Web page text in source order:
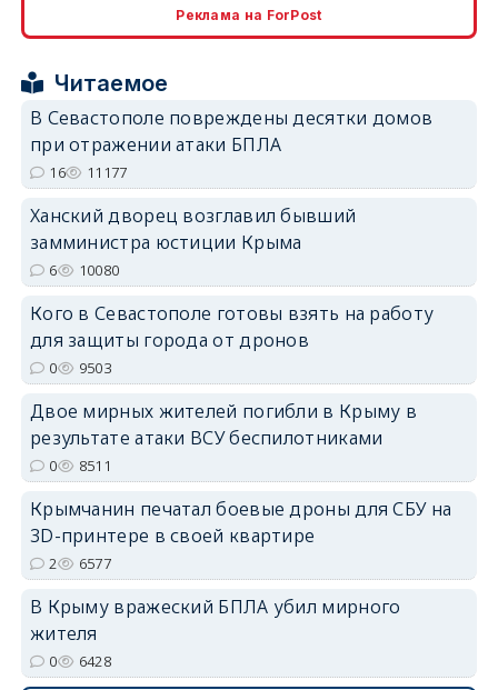
erid: 2SDnjcrDNw6
Реклама на ForPost
Читаемое
В Севастополе повреждены десятки домов
при отражении атаки БПЛА
16 11177
Ханский дворец возглавил бывший
замминистра юстиции Крыма
6 10080
Кого в Севастополе готовы взять на работу
для защиты города от дронов
0 9503
Двое мирных жителей погибли в Крыму в
результате атаки ВСУ беспилотниками
0 8511
Крымчанин печатал боевые дроны для СБУ на
3D-принтере в своей квартире
2 6577
В Крыму вражеский БПЛА убил мирного
жителя
0 6428